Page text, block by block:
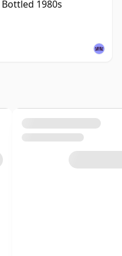
1980s